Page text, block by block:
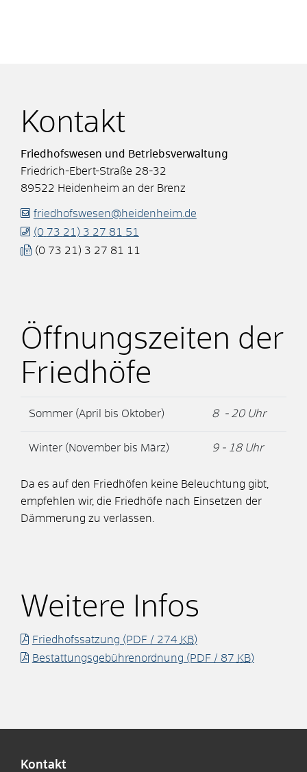
Kontakt
Friedhofswesen und Betriebsverwaltung
Friedrich-Ebert-Straße 28-32
89522 Heidenheim an der Brenz
friedhofswesen@heidenheim.de
(0 73 21) 3 27 81
51
(0 73 21) 3 27 81 11
Öffnungszeiten der
Friedhöfe
Sommer (April bis Oktober) 8 - 20 Uhr
Winter (November bis März) 9 - 18 Uhr
Da es auf den Friedhöfen keine Beleuchtung gibt,
empfehlen wir, die Friedhöfe nach Einsetzen der
Dämmerung zu verlassen.
Weitere Infos
Friedhofssatzung (PDF / 274 KB)
Bestattungsgebührenordnung (PDF / 87 KB)
Kontakt